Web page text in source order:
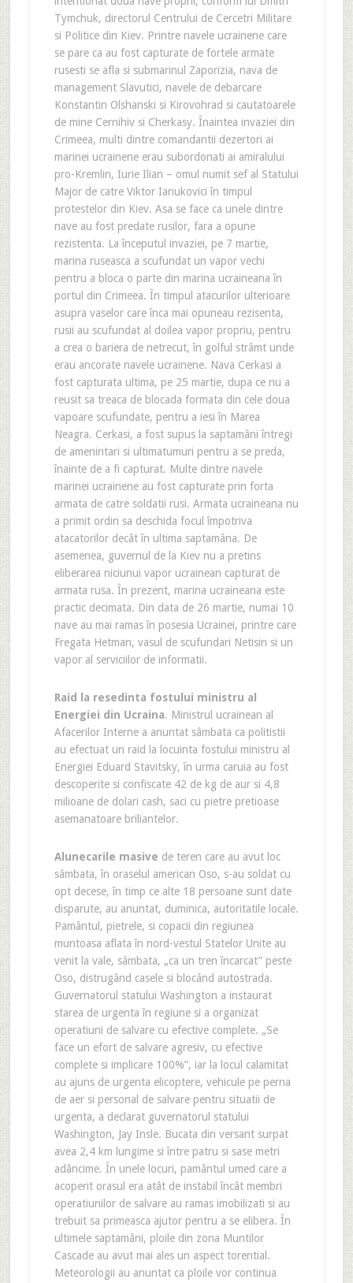
Tymchuk, directorul Centrului de Cercetri Militare
si Politice din Kiev. Printre navele ucrainene care
se pare ca au fost capturate de fortele armate
rusesti se afla si submarinul Zaporizia, nava de
management Slavutici, navele de debarcare
Konstantin Olshanski si Kirovohrad si cautatoarele
de mine Cernihiv si Cherkasy. Înaintea invaziei din
Crimeea, multi dintre comandantii dezertori ai
marinei ucrainene erau subordonati ai amiralului
pro-Kremlin, Iurie Ilian – omul numit sef al Statului
Major de catre Viktor Ianukovici în timpul
protestelor din Kiev. Asa se face ca unele dintre
nave au fost predate rusilor, fara a opune
rezistenta. La începutul invaziei, pe 7 martie,
marina ruseasca a scufundat un vapor vechi
pentru a bloca o parte din marina ucraineana în
portul din Crimeea. În timpul atacurilor ulterioare
asupra vaselor care înca mai opuneau rezisenta,
rusii au scufundat al doilea vapor propriu, pentru
a crea o bariera de netrecut, în golful strâmt unde
erau ancorate navele ucrainene. Nava Cerkasi a
fost capturata ultima, pe 25 martie, dupa ce nu a
reusit sa treaca de blocada formata din cele doua
vapoare scufundate, pentru a iesi în Marea
Neagra. Cerkasi, a fost supus la saptamâni întregi
de amenintari si ultimatumuri pentru a se preda,
înainte de a fi capturat. Multe dintre navele
marinei ucrainene au fost capturate prin forta
armata de catre soldatii rusi. Armata ucraineana nu
a primit ordin sa deschida focul împotriva
atacatorilor decât în ultima saptamâna. De
asemenea, guvernul de la Kiev nu a pretins
eliberarea niciunui vapor ucrainean capturat de
armata rusa. În prezent, marina ucraineana este
practic decimata. Din data de 26 martie, numai 10
nave au mai ramas în posesia Ucrainei, printre care
Fregata Hetman, vasul de scufundari Netisin si un
vapor al serviciilor de informatii.
Raid la resedinta fostului ministru al
Energiei din Ucraina. Ministrul ucrainean al
Afacerilor Interne a anuntat sâmbata ca politistii
au efectuat un raid la locuinta fostului ministru al
Energiei Eduard Stavitsky, în urma caruia au fost
descoperite si confiscate 42 de kg de aur si 4,8
milioane de dolari cash, saci cu pietre pretioase
asemanatoare briliantelor.
Alunecarile masive de teren care au avut loc
sâmbata, în oraselul american Oso, s-au soldat cu
opt decese, în timp ce alte 18 persoane sunt date
disparute, au anuntat, duminica, autoritatile locale.
Pamântul, pietrele, si copacii din regiunea
muntoasa aflata în nord-vestul Statelor Unite au
venit la vale, sâmbata, „ca un tren încarcat” peste
Oso, distrugând casele si blocând autostrada.
Guvernatorul statului Washington a instaurat
starea de urgenta în regiune si a organizat
operatiuni de salvare cu efective complete. „Se
face un efort de salvare agresiv, cu efective
complete si implicare 100%”, iar la locul calamitat
au ajuns de urgenta elicoptere, vehicule pe perna
de aer si personal de salvare pentru situatii de
urgenta, a declarat guvernatorul statului
Washington, Jay Insle. Bucata din versant surpat
avea 2,4 km lungime si între patru si sase metri
adâncime. În unele locuri, pamântul umed care a
acoperit orasul era atât de instabil încât membri
operatiunilor de salvare au ramas imobilizati si au
trebuit sa primeasca ajutor pentru a se elibera. În
ultimele saptamâni, ploile din zona Muntilor
Cascade au avut mai ales un aspect torential.
Meteorologii au anuntat ca ploile vor continua